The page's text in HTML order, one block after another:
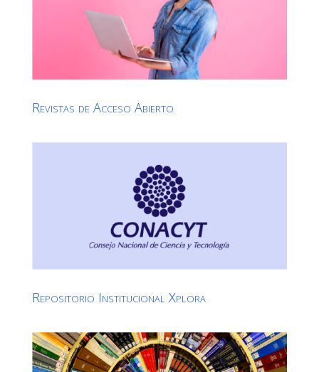
Revistas de Acceso Abierto
Repositorio Institucional Xplora